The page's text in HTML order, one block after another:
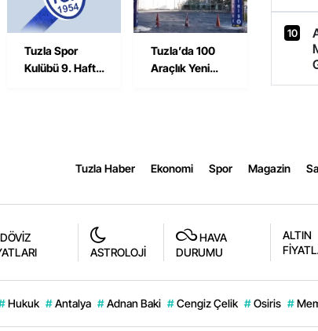
Tuzla Spor
Kulübü 9. Hafta
Tuzla’da 100
Araçlık Yeni
10
Tuzla Haber Ekonomi Spor Magazin
DÖVİZ
ASTROLOJİ
HAVA
DURUMU
ALTIN
Hukuk # Antalya # Adnan Baki # Cengiz Çelik # Osiris #